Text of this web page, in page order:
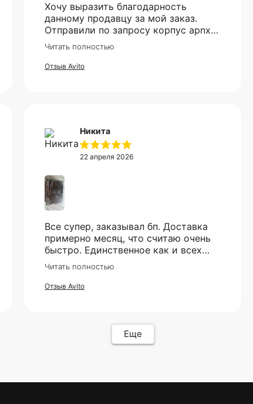
Хочу выразить благодарность
данному продавцу за мой заказ.
Отправили по запросу корпус apnx
V2, все приехало в идеале. Ценник
более чем демократичный. Все
доехало в установленный срок.
Читать полностью
Отзыв Avito
Никита
22 апреля 2026
Все супер, заказывал бп. Доставка
примерно месяц, что считаю очень
быстро. Единственное как и всех
смутило - это оплата, но все прошло
гладко. Упакован товар тоже был
хорошо, в двойной коробке и в
Читать полностью
Отзыв Avito
Еще